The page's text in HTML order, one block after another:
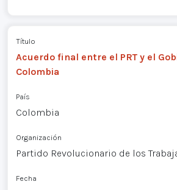
Título
Acuerdo final entre el PRT y el
Colombia
País
Colombia
Organización
Partido Revolucionario de los
Fecha